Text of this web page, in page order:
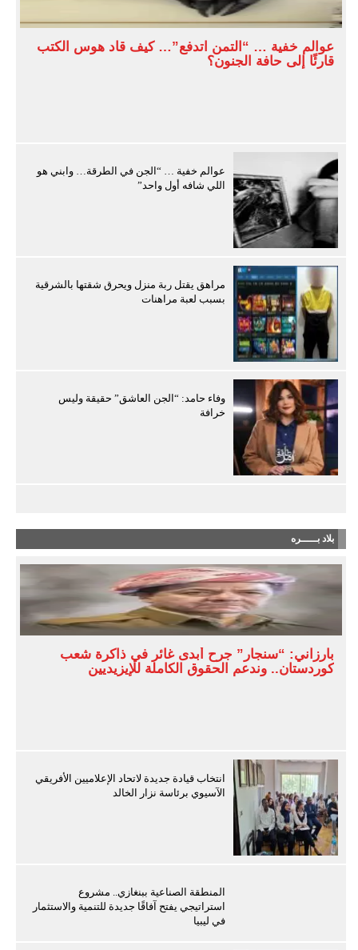
عوالم خفية … “التمن اتدفع”… كيف قاد هوس الكتب
قارئًا إلى حافة الجنون؟
عوالم خفية … “الجن في الطرقة… وابني هو
اللي شافه أول واحد”
مراهق يقتل ربة منزل ويحرق شقتها بالشرقية
بسبب لعبة مراهنات
وفاء حامد: “الجن العاشق” حقيقة وليس
خرافة
بلاد بـــــره
بارزاني: “سنجار” جرح أبدى غائر في ذاكرة شعب
كوردستان.. وندعم الحقوق الكاملة للإيزيديين
انتخاب قيادة جديدة لاتحاد الإعلاميين الأفريقي
الآسيوي برئاسة نزار الخالد
المنطقة الصناعية ببنغازي.. مشروع
استراتيجي يفتح آفاقًا جديدة للتنمية والاستثمار
في ليبيا